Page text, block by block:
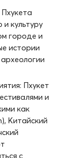
и культуру
городе и
истории
Пхукет
и
как
Китайский
с